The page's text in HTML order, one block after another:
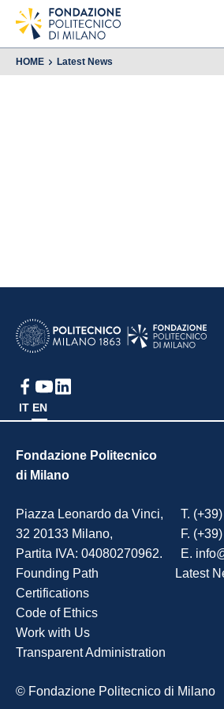
HOME Latest News
IT EN
Fondazione Politecnico
di Milano
Piazza Leonardo da Vinci,
32 20133 Milano,
Partita IVA: 04080270962.
T.
F.
E.
Founding Path
Certifications
Code of Ethics
Work with Us
Transparent Administration
Latest
© Fondazione Politecnico di Milano